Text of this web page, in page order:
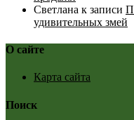
Светлана к записи
удивительных змей
О сайте
Карта сайта
Поиск